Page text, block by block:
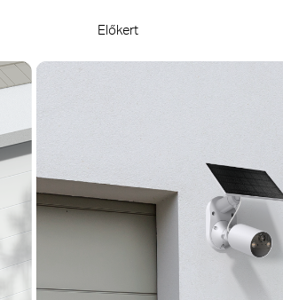
Előkert